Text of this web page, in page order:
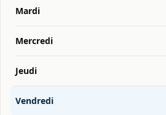
Mardi
Mercredi
Jeudi
Vendredi